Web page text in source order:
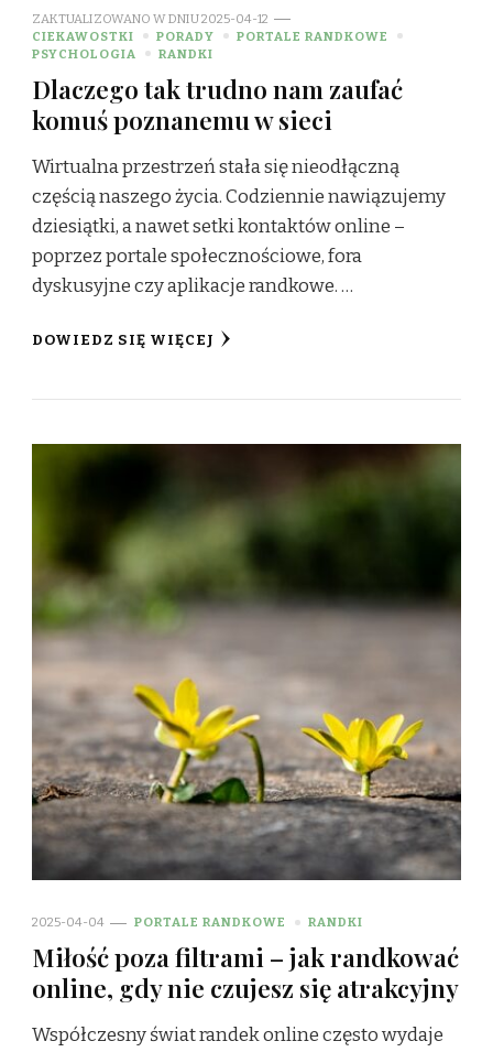
ZAKTUALIZOWANO W DNIU2025-04-12
CIEKAWOSTKI
PORADY
PORTALE RANDKOWE
PSYCHOLOGIA
RANDKI
Dlaczego tak trudno nam zaufać
komuś poznanemu w sieci
Wirtualna przestrzeń stała się nieodłączną
częścią naszego życia. Codziennie nawiązujemy
dziesiątki, a nawet setki kontaktów online –
poprzez portale społecznościowe, fora
dyskusyjne czy aplikacje randkowe. …
DOWIEDZ SIĘ WIĘCEJ
2025-04-04 PORTALE RANDKOWE RANDKI
Miłość poza filtrami – jak randkować
online, gdy nie czujesz się atrakcyjny
Współczesny świat randek online często wydaje